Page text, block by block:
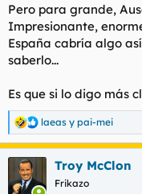
Pero para grande,
Impresionante,
España cabría algo
saberlo...
Es que si lo digo más
R
e
a
c
i
laeas y pai-mei
Troy McClon
Frikazo